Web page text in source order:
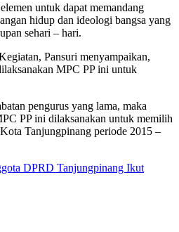
untuk dapat memandang
hidup dan ideologi bangsa yang
sehari – hari.
Pansuri menyampaikan,
MPC PP ini untuk
pengurus yang lama, maka
PP ini dilaksanakan untuk memilih
Tanjungpinang periode 2015 –
DPRD Tanjungpinang Ikut